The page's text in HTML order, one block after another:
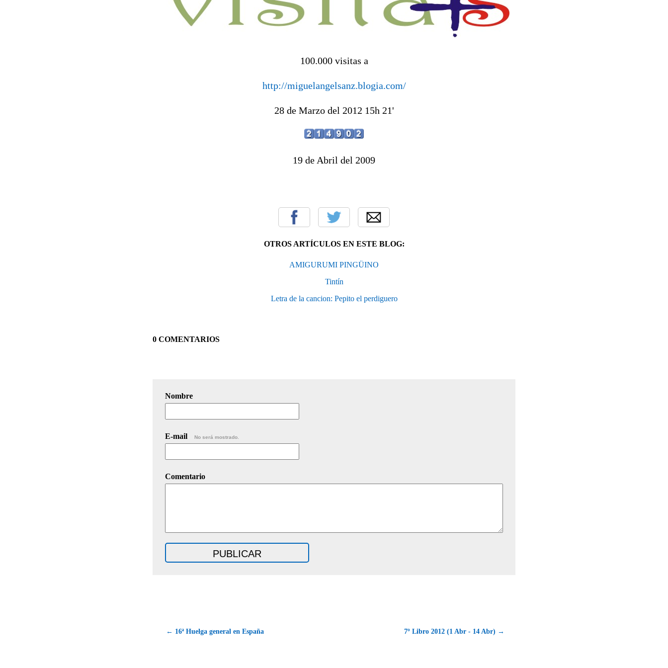
100.000 visitas a
http://miguelangelsanz.blogia.com/
28 de Marzo del 2012 15h 21'
19 de Abril del 2009
OTROS ARTÍCULOS EN ESTE BLOG:
AMIGURUMI PINGÜINO
Tintín
Letra de la cancion: Pepito el perdiguero
0 COMENTARIOS
Nombre
E-mail No será mostrado.
Comentario
← 16ª Huelga general en España 7º Libro 2012 (1 Abr - 14 Abr) →